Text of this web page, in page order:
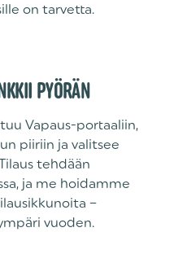
on tarvetta.
PYÖRÄN
Vapaus-portaaliin,
piiriin ja valitsee
tehdään
ja me hoidamme
–
vuoden.